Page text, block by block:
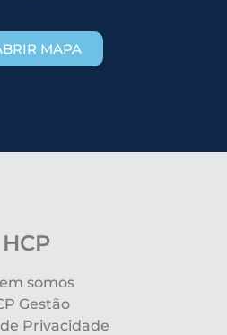
MAPA
HCP
somos
Gestão
Privacidade